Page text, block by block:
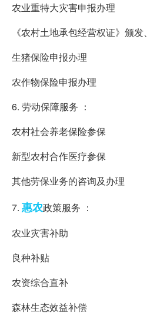
农业重特大灾害申报办理
《农村土地承包经营权证》颁
生猪保险申报办理
农作物保险申报办理
6. 劳动保障服务 ：
农村社会养老保险参保
新型农村合作医疗参保
其他劳保业务的咨询及办理
7. 惠农政策服务 ：
农业灾害补助
良种补贴
农资综合直补
森林生态效益补偿